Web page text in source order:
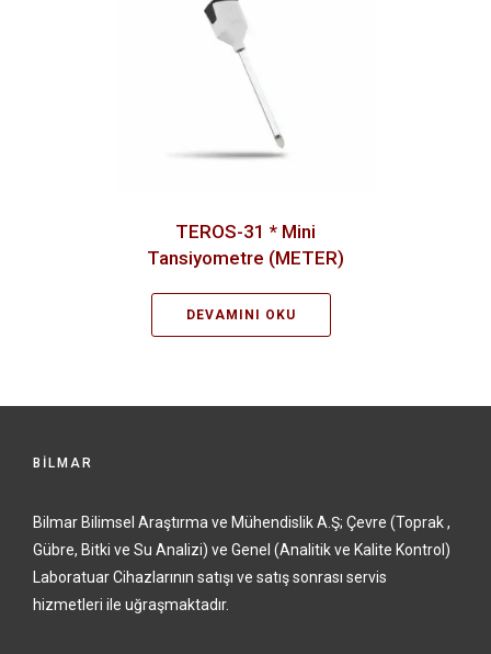
TEROS-31 * Mini
Tansiyometre (METER)
DEVAMINI OKU
BİLMAR
Bilmar Bilimsel Araştırma ve Mühendislik A.Ş; Çevre (Toprak ,
Gübre, Bitki ve Su Analizi) ve Genel (Analitik ve Kalite Kontrol)
Laboratuar Cihazlarının satışı ve satış sonrası servis
hizmetleri ile uğraşmaktadır.